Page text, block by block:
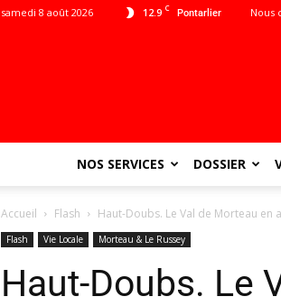
12.9 C Pontarlier
samedi 8 août 2026 Nous
NOS SERVICES DOSSIER
Accueil Flash Haut-Doubs. Le Val de Morteau
Flash Vie Locale Morteau & Le Russey
Haut-Doubs. Le